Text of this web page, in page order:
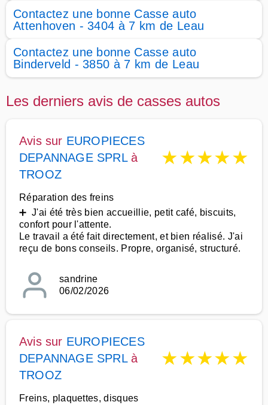
Contactez une bonne Casse auto
Attenhoven - 3404 à 7 km de Leau
Contactez une bonne Casse auto
Binderveld - 3850 à 7 km de Leau
Les derniers avis de casses autos
Avis sur EUROPIECES
DEPANNAGE SPRLà
TROOZ
★★★★★
Réparation des freins
➕ J'ai été très bien accueillie, petit café, biscuits,
confort pour l'attente.
Le travail a été fait directement, et bien réalisé. J'ai
reçu de bons conseils. Propre, organisé, structuré.
sandrine
06/02/2026
Avis sur EUROPIECES
DEPANNAGE SPRLà
TROOZ
★★★★★
Freins, plaquettes, disques